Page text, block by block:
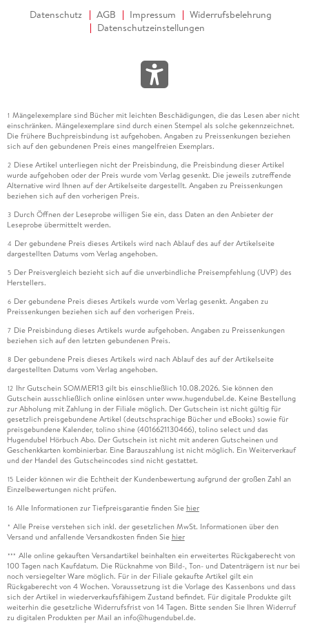
Datenschutz AGB Impressum
Widerrufsbelehrung
Datenschutzeinstellungen
1 Mängelexemplare sind Bücher mit leichten Beschädigungen, die das Lesen aber nicht
einschränken. Mängelexemplare sind durch einen Stempel als solche gekennzeichnet.
Die frühere Buchpreisbindung ist aufgehoben. Angaben zu Preissenkungen beziehen
sich auf den gebundenen Preis eines mangelfreien Exemplars.
2 Diese Artikel unterliegen nicht der Preisbindung, die Preisbindung dieser Artikel
wurde aufgehoben oder der Preis wurde vom Verlag gesenkt. Die jeweils zutreffende
Alternative wird Ihnen auf der Artikelseite dargestellt. Angaben zu Preissenkungen
beziehen sich auf den vorherigen Preis.
3 Durch Öffnen der Leseprobe willigen Sie ein, dass Daten an den Anbieter der
Leseprobe übermittelt werden.
4 Der gebundene Preis dieses Artikels wird nach Ablauf des auf der Artikelseite
dargestellten Datums vom Verlag angehoben.
5 Der Preisvergleich bezieht sich auf die unverbindliche Preisempfehlung (UVP) des
Herstellers.
6 Der gebundene Preis dieses Artikels wurde vom Verlag gesenkt. Angaben zu
Preissenkungen beziehen sich auf den vorherigen Preis.
7 Die Preisbindung dieses Artikels wurde aufgehoben. Angaben zu Preissenkungen
beziehen sich auf den letzten gebundenen Preis.
8 Der gebundene Preis dieses Artikels wird nach Ablauf des auf der Artikelseite
dargestellten Datums vom Verlag angehoben.
12 Ihr Gutschein SOMMER13 gilt bis einschließlich 10.08.2026. Sie können den
Gutschein ausschließlich online einlösen unter www.hugendubel.de. Keine Bestellung
zur Abholung mit Zahlung in der Filiale möglich. Der Gutschein ist nicht gültig für
gesetzlich preisgebundene Artikel (deutschsprachige Bücher und eBooks) sowie für
preisgebundene Kalender, tolino shine (4016621130466), tolino select und das
Hugendubel Hörbuch Abo. Der Gutschein ist nicht mit anderen Gutscheinen und
Geschenkkarten kombinierbar. Eine Barauszahlung ist nicht möglich. Ein Weiterverkauf
und der Handel des Gutscheincodes sind nicht gestattet.
15 Leider können wir die Echtheit der Kundenbewertung aufgrund der großen Zahl an
Einzelbewertungen nicht prüfen.
16 Alle Informationen zur Tiefpreisgarantie finden Sie hier
* Alle Preise verstehen sich inkl. der gesetzlichen MwSt. Informationen über den
Versand und anfallende Versandkosten finden Sie hier
*** Alle online gekauften Versandartikel beinhalten ein erweitertes Rückgaberecht von
100 Tagen nach Kaufdatum. Die Rücknahme von Bild-, Ton- und Datenträgern ist nur bei
noch versiegelter Ware möglich. Für in der Filiale gekaufte Artikel gilt ein
Rückgaberecht von 4 Wochen. Voraussetzung ist die Vorlage des Kassenbons und dass
sich der Artikel in wiederverkaufsfähigem Zustand befindet. Für digitale Produkte gilt
weiterhin die gesetzliche Widerrufsfrist von 14 Tagen. Bitte senden Sie Ihren Widerruf
zu digitalen Produkten per Mail an info@hugendubel.de.